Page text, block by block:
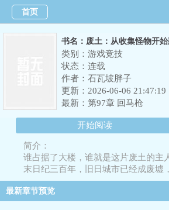
首页
书名：废土：从收集怪物开
类别：游戏竞技
状态：连载
作者： 石瓦坡胖子
更新：2026-06-06 21:47:19
最新： 第97章 回马枪
开始阅读
简介：
谁占据了大楼，谁就是这片废土的主
末日纪三百年，旧日城市已经成废
无限的楼层、未知的空间、神秘的
【异常体山脉之主收录成功……】
最新章节预览